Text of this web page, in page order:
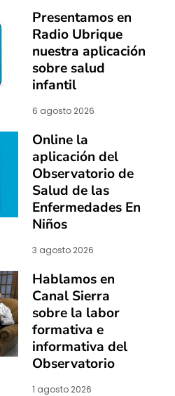
Presentamos en
Radio Ubrique
nuestra aplicación
sobre salud
infantil
6 agosto 2026
Online la
aplicación del
Observatorio de
Salud de las
Enfermedades En
Niños
3 agosto 2026
Hablamos en
Canal Sierra
sobre la labor
formativa e
informativa del
Observatorio
1 agosto 2026